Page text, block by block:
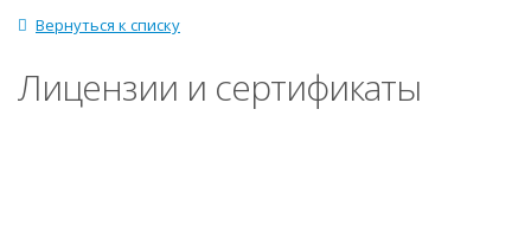
Вернуться к списку
Лицензии и сертификаты